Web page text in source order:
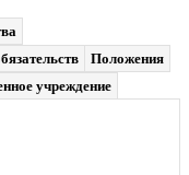
Положения
учреждение